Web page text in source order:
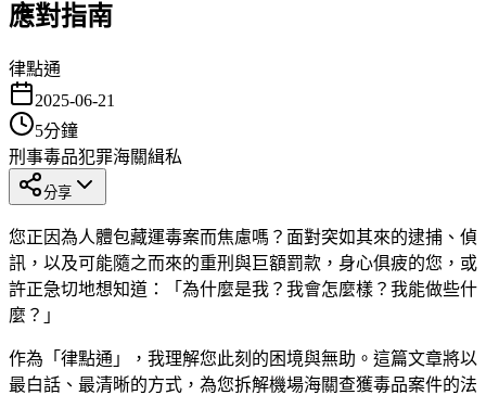
應對指南
律點通
2025-06-21
5分鐘
刑事毒品犯罪海關緝私
分享
您正因為人體包藏運毒案而焦慮嗎？面對突如其來的逮捕、偵
訊，以及可能隨之而來的重刑與巨額罰款，身心俱疲的您，或
許正急切地想知道：「為什麼是我？我會怎麼樣？我能做些什
麼？」
作為「律點通」，我理解您此刻的困境與無助。這篇文章將以
最白話、最清晰的方式，為您拆解機場海關查獲毒品案件的法